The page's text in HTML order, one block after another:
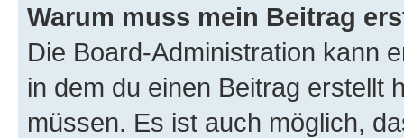
Warum muss mein Beitrag
Die Board-Administration kann
in dem du einen Beitrag erstellt
müssen. Es ist auch möglich,